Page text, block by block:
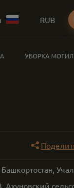
RUB
УБОРКА МОГИЛ
Башкортостан,
Ахуновский